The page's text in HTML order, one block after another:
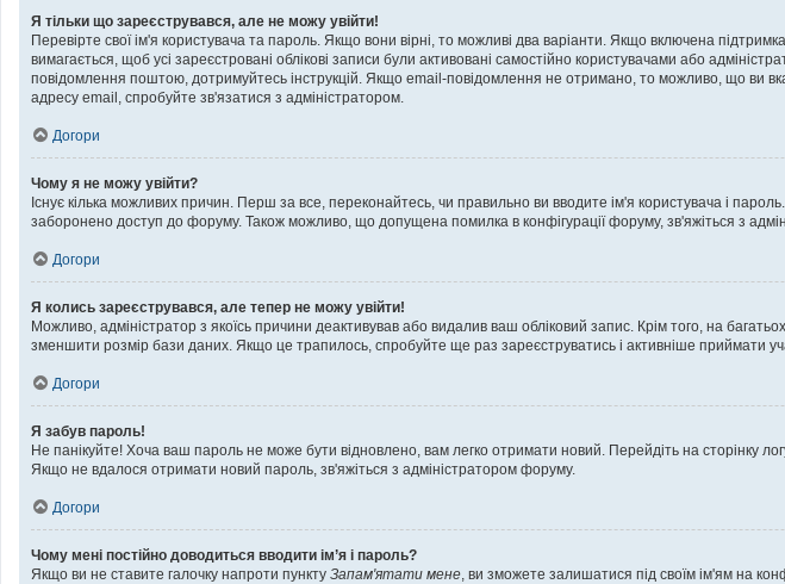
Я тільки що зареєструвався, але не можу увійти!
Перевірте свої ім'я користувача та пароль. Якщо вони вірні, то можливі два варіанти. Якщо включена
вимагається, щоб усі зареєстровані облікові записи були активовані самостійно користувачами або
повідомлення поштою, дотримуйтесь інструкцій. Якщо email-повідомлення не отримано, то можливо, що ви
адресу email, спробуйте зв'язатися з адміністратором.
Догори
Чому я не можу увійти?
Існує кілька можливих причин. Перш за все, переконайтесь, чи правильно ви вводите ім'я користувача і
заборонено доступ до форуму. Також можливо, що допущена помилка в конфігурації форуму, зв'яжіться з
Догори
Я колись зареєструвався, але тепер не можу увійти!
Можливо, адміністратор з якоїсь причини деактивував або видалив ваш обліковий запис. Крім того, на
зменшити розмір бази даних. Якщо це трапилось, спробуйте ще раз зареєструватись і активніше приймати
Догори
Я забув пароль!
Не панікуйте! Хоча ваш пароль не може бути відновлено, вам легко отримати новий. Перейдіть на сторінку
Якщо не вдалося отримати новий пароль, зв'яжіться з адміністратором форуму.
Догори
Чому мені постійно доводиться вводити ім’я і пароль?
Якщо ви не ставите галочку напроти пункту Запам'ятати мене, ви зможете залишатися під своїм ім'ям на